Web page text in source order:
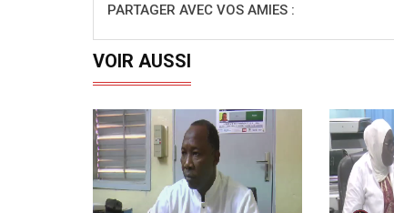
PARTAGER AVEC VOS AMIES :
VOIR AUSSI